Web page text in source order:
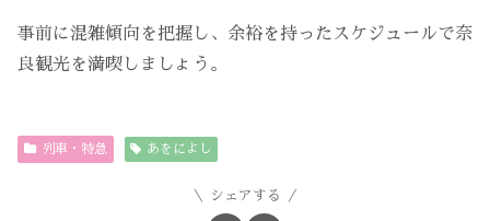
事前に混雑傾向を把握し、余裕を持ったスケジュールで奈
良観光を満喫しましょう。
列車・特急 あをによし
シェアする